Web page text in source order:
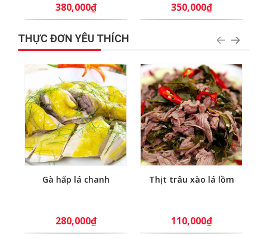
380,000₫ 350,000₫
THỰC ĐƠN YÊU THÍCH
Gà hấp lá chanh
280,000₫
Thịt trâu xào lá lồm
110,000₫